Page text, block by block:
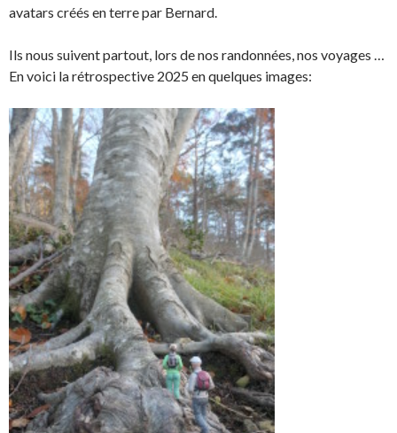
avatars créés en terre par Bernard.
Ils nous suivent partout, lors de nos randonnées, nos voyages …
En voici la rétrospective 2025 en quelques images: